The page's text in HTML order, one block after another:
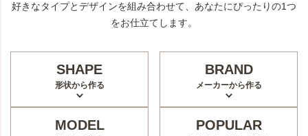
好きなタイプとデザインを組み合わせて、あなたにぴったりの1つ
をお仕立てします。
SHAPE
形状から作る
BRAND
メーカーから作る
MODEL POPULAR